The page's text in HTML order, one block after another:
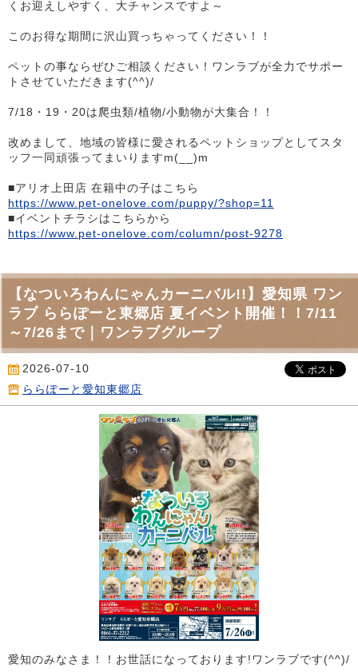
くお迎えしやすく、大チャンスですよ～
このお得な期間に沢山買っちゃってください！！
ペットの事ならぜひご相談ください！ワンラブが全力でサポー
トさせていただきます(^^)/
7/18・19・20は爬虫類/植物/小動物が大集合！！
改めまして、地域の皆様に愛されるペットショップとしてスタ
ッフ一同頑張ってまいりますm(__)m
■アリオ上田店 在籍中の子はこちら
https://www.pet-onelove.com/puppy/?shop=11
■イベントチラシはこちらから
https://www.pet-onelove.com/column/post-9278
【なついろわんにゃんカーニバル!!】愛知県 ワン
ラブ ららぽーと東郷店 夏イベント開催！！7/11
～7/26まで｜ワンラブグループ
2026-07-10
ららぽーと愛知東郷店
愛知のみなさま！！お世話になっております!ワンラブです(^^)/